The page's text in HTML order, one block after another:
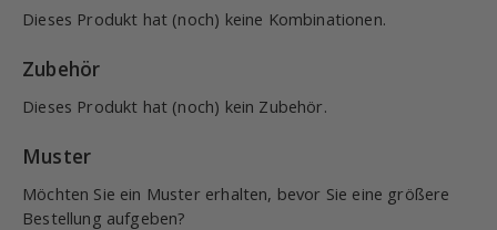
Dieses Produkt hat (noch) keine Kombinationen.
Zubehör
Dieses Produkt hat (noch) kein Zubehör.
Muster
Möchten Sie ein Muster erhalten, bevor Sie eine größere
Bestellung aufgeben?